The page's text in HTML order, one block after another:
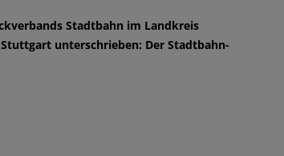
Stadtbahn im Landkreis
unterschrieben: Der Stadtbahn-